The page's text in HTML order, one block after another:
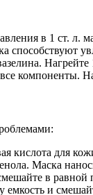
в 1 ст. л.
способствуют
компоненты.
кислота для
Маска
в
и